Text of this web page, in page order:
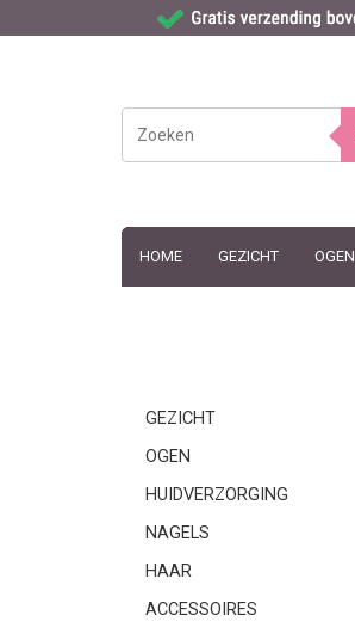
HOME GEZICHT OGEN
GEZICHT
OGEN
HUIDVERZORGING
NAGELS
HAAR
ACCESSOIRES